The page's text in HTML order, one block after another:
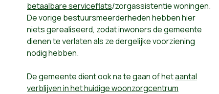
betaalbare serviceflats/zorgassistentie woningen.
De vorige bestuursmeerderheden hebben hier
niets gerealiseerd, zodat inwoners de gemeente
dienen te verlaten als ze dergelijke voorziening
nodig hebben.
De gemeente dient ook na te gaan of hetaantal
verblijven in het huidige woonzorgcentrum